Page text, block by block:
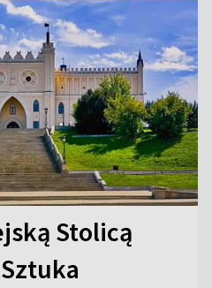
Stolicą